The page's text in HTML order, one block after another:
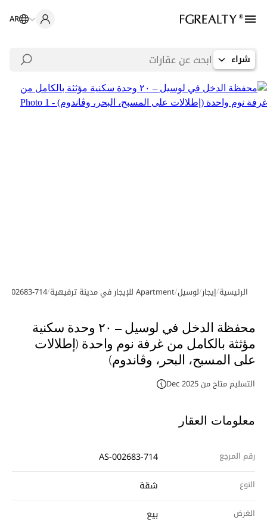
AR
شراء
معرض الصور فيديو
الرئيسية/إيجار/لوسيل/Apartment للإيجار في مدينة ترفيهية /
002683-714
محفظة الدخل في لوسيل – ٢٠ وحدة سكنية
مؤثثة بالكامل من غرفة نوم واحدة (إطلالات
على المسبح، البحر، وڤاندوم)
التسليم متاح من Dec 2025
معلومات العقار
رقم المرجع AS-002683-714
النوع شقة
الغرض بيع